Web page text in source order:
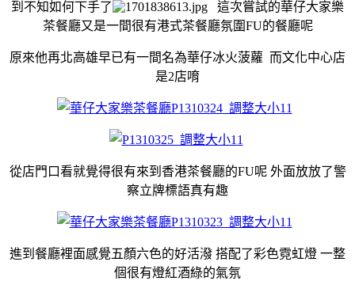
到不知如何下手了
這次嘗試的華仔大家樂
茶餐廳又是一間很有港式茶餐廳氛圍FU的餐廳呢
原來他再北高雄早已有一間名為華仔冰火菠蘿 而文化中心店
是2店唷
從店門口看就覺得很有來到香港茶餐廳的FU呢 外面放放了警
察立牌標語真有趣
進到餐廳裡面感覺五顏六色的好活潑 搭配了彩色霓虹燈 一整
個很有燈紅酒綠的氣氛